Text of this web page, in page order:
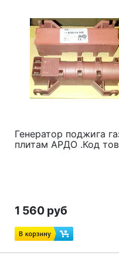
Генератор поджига
плитам АРДО .Код
1 560 руб